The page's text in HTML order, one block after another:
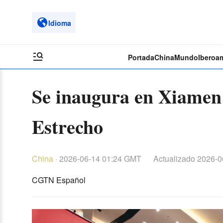
Idioma
PortadaChinaMundo
Se inaugura en
Estrecho
China · 2026-06-14 01:24 GMT Actualizado 2026-
CGTN Español